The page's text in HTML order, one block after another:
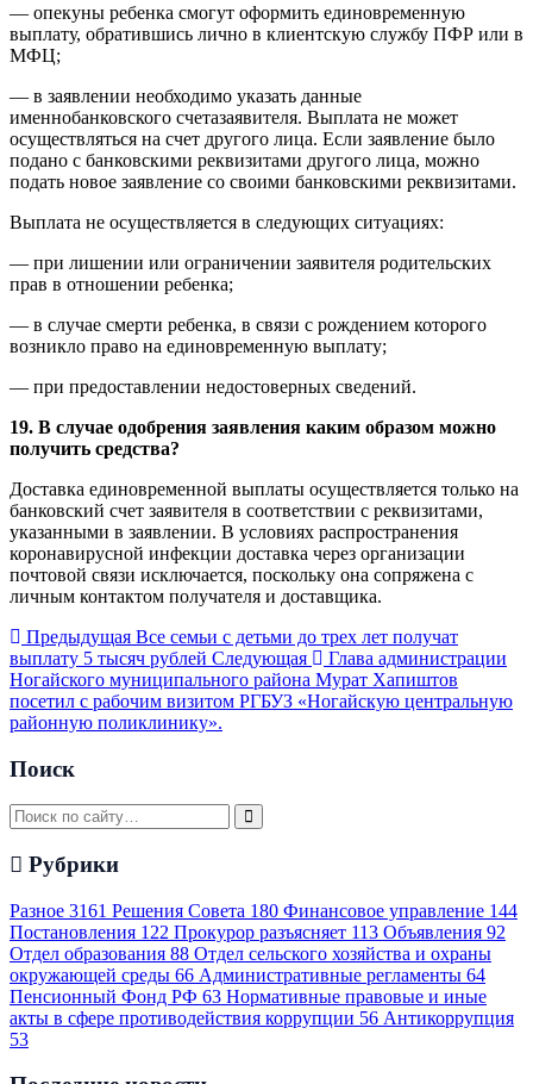
— опекуны ребенка смогут оформить единовременную
выплату, обратившись лично в клиентскую службу ПФР или в
МФЦ;
— в заявлении необходимо указать данные
именнобанковского счетазаявителя. Выплата не может
осуществляться на счет другого лица. Если заявление было
подано с банковскими реквизитами другого лица, можно
подать новое заявление со своими банковскими реквизитами.
Выплата не осуществляется в следующих ситуациях:
— при лишении или ограничении заявителя родительских
прав в отношении ребенка;
— в случае смерти ребенка, в связи с рождением которого
возникло право на единовременную выплату;
— при предоставлении недостоверных сведений.
19. В случае одобрения заявления каким образом можно
получить средства?
Доставка единовременной выплаты осуществляется только на
банковский счет заявителя в соответствии с реквизитами,
указанными в заявлении. В условиях распространения
коронавирусной инфекции доставка через организации
почтовой связи исключается, поскольку она сопряжена с
личным контактом получателя и доставщика.
Предыдущая Все семьи с детьми до трех лет получат
выплату 5 тысяч рублей Следующая
Глава администрации
Ногайского муниципального района Мурат Хапиштов
посетил с рабочим визитом РГБУЗ «Ногайскую центральную
районную поликлинику».
Поиск
Рубрики
Разное 3161 Решения Совета 180 Финансовое управление 144
Постановления 122 Прокурор разъясняет 113 Объявления 92
Отдел образования 88 Отдел сельского хозяйства и охраны
окружающей среды 66 Административные регламенты 64
Пенсионный Фонд РФ 63 Нормативные правовые и иные
акты в сфере противодействия коррупции 56 Антикоррупция
53